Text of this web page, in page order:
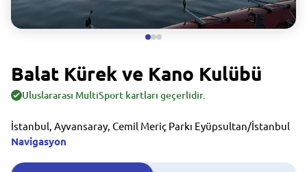
Balat Kürek ve Kano Kulübü
Uluslararası MultiSport kartları geçerlidir.
İstanbul, Ayvansaray, Cemil Meriç Parkı Eyüpsultan/İstanbul
Navigasyon